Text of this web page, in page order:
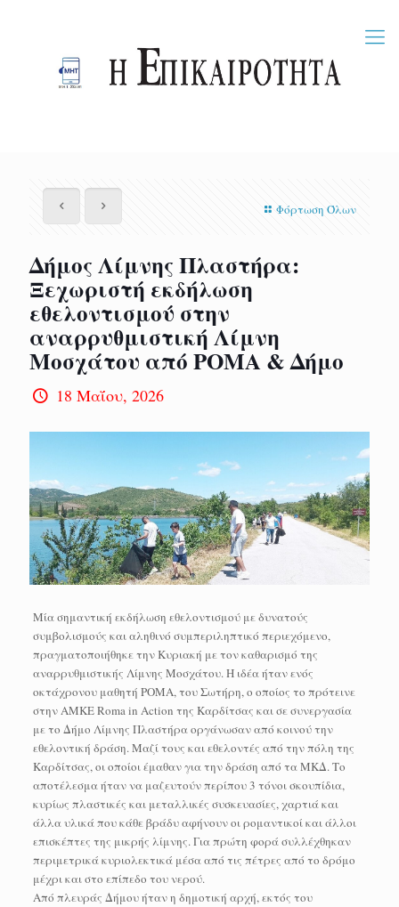
Φόρτωση Όλων
Δήμος Λίμνης Πλαστήρα:
Ξεχωριστή εκδήλωση
εθελοντισμού στην
αναρρυθμιστική Λίμνη
Μοσχάτου από ΡΟΜΑ & Δήμο
18 Μαΐου, 2026
Μία σημαντική εκδήλωση εθελοντισμού με δυνατούς
συμβολισμούς και αληθινό συμπεριληπτικό περιεχόμενο,
πραγματοποιήθηκε την Κυριακή με τον καθαρισμό της
αναρρυθμιστικής Λίμνης Μοσχάτου. Η ιδέα ήταν ενός
οκτάχρονου μαθητή ΡΟΜΑ, του Σωτήρη, ο οποίος το πρότεινε
στην ΑΜΚΕ Roma in Action της Καρδίτσας και σε συνεργασία
με το Δήμο Λίμνης Πλαστήρα οργάνωσαν από κοινού την
εθελοντική δράση. Μαζί τους και εθελοντές από την πόλη της
Καρδίτσας, οι οποίοι έμαθαν για την δράση από τα ΜΚΔ. Το
αποτέλεσμα ήταν να μαζευτούν περίπου 3 τόνοι σκουπίδια,
κυρίως πλαστικές και μεταλλικές συσκευασίες, χαρτιά και
άλλα υλικά που κάθε βράδυ αφήνουν οι ρομαντικοί και άλλοι
επισκέπτες της μικρής λίμνης. Για πρώτη φορά συλλέχθηκαν
περιμετρικά κυριολεκτικά μέσα από τις πέτρες από το δρόμο
μέχρι και στο επίπεδο του νερού.
Από πλευράς Δήμου ήταν η δημοτική αρχή, εκτός του